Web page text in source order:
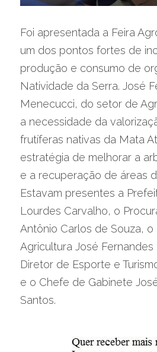
Foi apresentada a Feira
um dos pontos fortes de
produção e consumo de
Natividade da Serra. José
Menecucci, do setor de
a necessidade da
frutíferas nativas da Mata
estratégia de melhorar a
e a recuperação de áreas
Estavam presentes a
Lourdes Carvalho, o
Antônio Carlos de Souza, o
Agricultura José
Diretor de Esporte e
e o Chefe de Gabinete
Santos.